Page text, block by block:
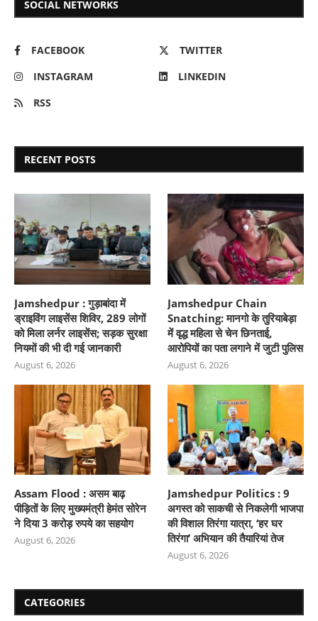
SOCIAL NETWORKS
FACEBOOK
TWITTER
INSTAGRAM
LINKEDIN
RSS
RECENT POSTS
Jamshedpur : गुड़ाबांदा में
ड्राइविंग लाइसेंस शिविर, 289 लोगों
को मिला लर्नर लाइसेंस; सड़क सुरक्षा
नियमों की भी दी गई जानकारी
August 6, 2026
Jamshedpur Chain
Snatching: मानगो के तुरियाबेड़ा
में वृद्ध महिला से चेन छिनताई,
आरोपियों का पता लगाने में जुटी पुलिस
August 6, 2026
Assam Flood : असम बाढ़
पीड़ितों के लिए मुख्यमंत्री हेमंत सोरेन
ने दिया 3 करोड़ रुपये का सहयोग
August 6, 2026
Jamshedpur Politics : 9
अगस्त को साकची से निकलेगी भाजपा
की विशाल तिरंगा यात्रा, ‘हर घर
तिरंगा’ अभियान की तैयारियां तेज
August 6, 2026
CATEGORIES